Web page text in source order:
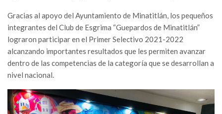
Gracias al apoyo del Ayuntamiento de Minatitlán, los pequeños
integrantes del Club de Esgrima “Guepardos de Minatitlán”
lograron participar en el Primer Selectivo 2021-2022
alcanzando importantes resultados que les permiten avanzar
dentro de las competencias de la categoría que se desarrollan a
nivel nacional.